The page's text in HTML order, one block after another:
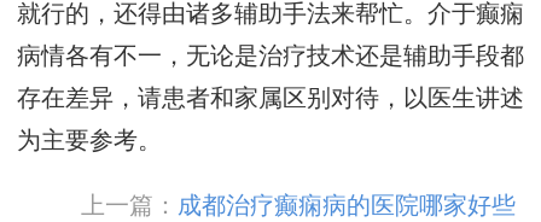
就行的，还得由诸多辅助手法来帮忙。介于癫痫
病情各有不一，无论是治疗技术还是辅助手段都
存在差异，请患者和家属区别对待，以医生讲述
为主要参考。
上一篇： 成都治疗癫痫病的医院哪家好些